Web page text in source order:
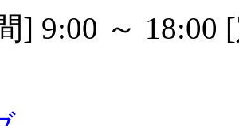
] 9:00 ～ 18:00